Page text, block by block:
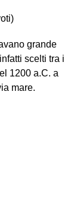
)
grande
scelti tra i
1200 a.C. a
mare.